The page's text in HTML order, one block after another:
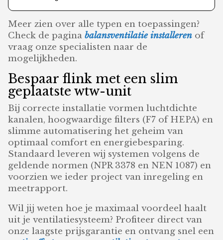
Meer zien over alle typen en toepassingen?
Check de paginabalansventilatie installeren of
vraag onze specialisten naar de
mogelijkheden.
Bespaar flink met een slim
geplaatste wtw-unit
Bij correcte installatie vormen luchtdichte
kanalen, hoogwaardige filters (F7 of HEPA) en
slimme automatisering het geheim van
optimaal comfort en energiebesparing.
Standaard leveren wij systemen volgens de
geldende normen (NPR 3378 en NEN 1087) en
voorzien we ieder project van inregeling en
meetrapport.
Wil jij weten hoe je maximaal voordeel haalt
uit je ventilatiesysteem? Profiteer direct van
onze laagste prijsgarantie en ontvang snel een